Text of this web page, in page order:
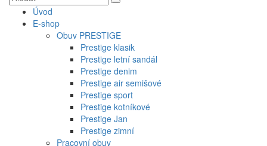
Úvod
E-shop
Obuv PRESTIGE
Prestige klasik
Prestige letní sandál
Prestige denim
Prestige air semišové
Prestige sport
Prestige kotníkové
Prestige Jan
Prestige zimní
Pracovní obuv